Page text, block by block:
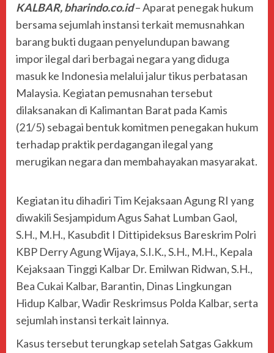
KALBAR, bharindo.co.id– Aparat penegak hukum
bersama sejumlah instansi terkait memusnahkan
barang bukti dugaan penyelundupan bawang
impor ilegal dari berbagai negara yang diduga
masuk ke Indonesia melalui jalur tikus perbatasan
Malaysia. Kegiatan pemusnahan tersebut
dilaksanakan di Kalimantan Barat pada Kamis
(21/5) sebagai bentuk komitmen penegakan hukum
terhadap praktik perdagangan ilegal yang
merugikan negara dan membahayakan masyarakat.
Kegiatan itu dihadiri Tim Kejaksaan Agung RI yang
diwakili Sesjampidum Agus Sahat Lumban Gaol,
S.H., M.H., Kasubdit I Dittipideksus Bareskrim Polri
KBP Derry Agung Wijaya, S.I.K., S.H., M.H., Kepala
Kejaksaan Tinggi Kalbar Dr. Emilwan Ridwan, S.H.,
Bea Cukai Kalbar, Barantin, Dinas Lingkungan
Hidup Kalbar, Wadir Reskrimsus Polda Kalbar, serta
sejumlah instansi terkait lainnya.
Kasus tersebut terungkap setelah Satgas Gakkum